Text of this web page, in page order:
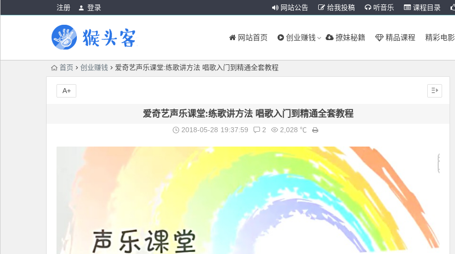
注册 登录 网站公告 给我投稿 听音乐 课程目录
网站首页 创业赚钱 撩妹秘籍 精品课程 精彩电影
首页 创业赚钱 爱奇艺声乐课堂:练歌讲方法 唱歌入门到精通全套教程
爱奇艺声乐课堂:练歌讲方法 唱歌入门到精通全套教程
2018-05-28 19:37:59 2 2,028 ℃
A+